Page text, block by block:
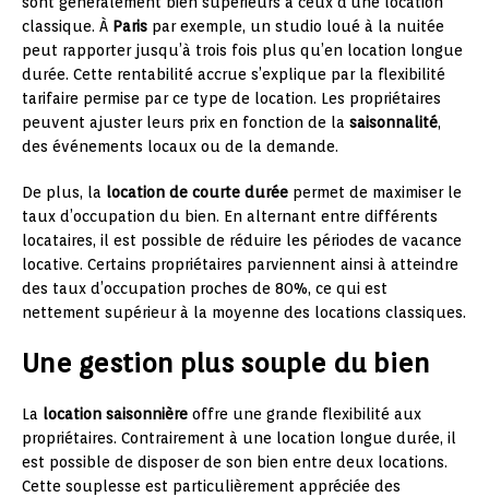
classique. À Paris par exemple, un studio loué à la nuitée
peut rapporter jusqu’à trois fois plus qu’en location longue
durée. Cette rentabilité accrue s’explique par la flexibilité
tarifaire permise par ce type de location. Les propriétaires
peuvent ajuster leurs prix en fonction de la saisonnalité,
des événements locaux ou de la demande.
De plus, la location de courte durée permet de maximiser le
taux d’occupation du bien. En alternant entre différents
locataires, il est possible de réduire les périodes de vacance
locative. Certains propriétaires parviennent ainsi à atteindre
des taux d’occupation proches de 80%, ce qui est
nettement supérieur à la moyenne des locations classiques.
Une gestion plus souple du bien
La location saisonnière offre une grande flexibilité aux
propriétaires. Contrairement à une location longue durée, il
est possible de disposer de son bien entre deux locations.
Cette souplesse est particulièrement appréciée des